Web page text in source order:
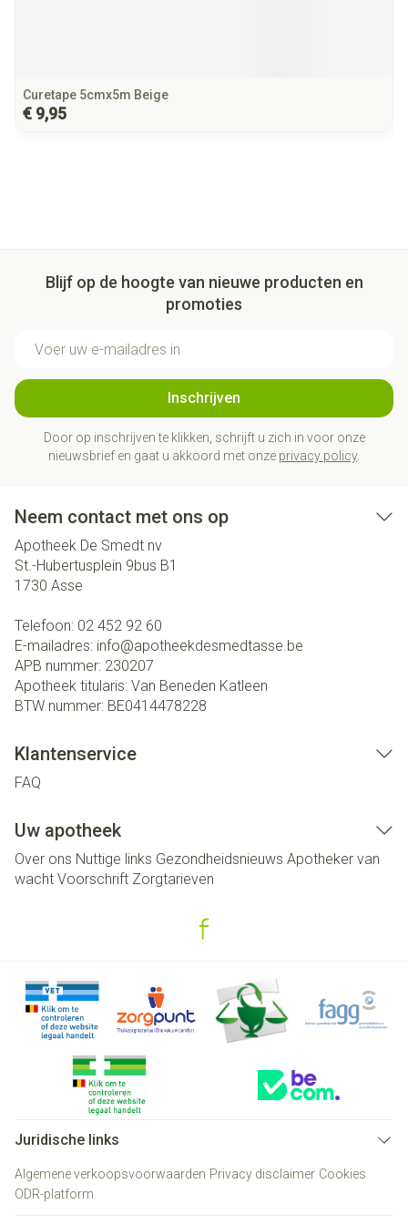
Curetape 5cmx5m Beige
€ 9,95
Blijf op de hoogte van nieuwe producten en
promoties
Inschrijven
Door op inschrijven te klikken, schrijft u zich in voor onze
nieuwsbrief en gaat u akkoord met onze privacy policy.
Neem contact met ons op
Apotheek De Smedt nv
St.-Hubertusplein 9bus B1
1730 Asse
Telefoon: 02 452 92 60
E-mailadres: info@apotheekdesmedtasse.be
APB nummer: 230207
Apotheek titularis: Van Beneden Katleen
BTW nummer: BE0414478228
Klantenservice
FAQ
Uw apotheek
Over ons Nuttige links Gezondheidsnieuws Apotheker van
wacht Voorschrift Zorgtarieven
Juridische links
Algemene verkoopsvoorwaarden Privacy disclaimer Cookies
ODR-platform